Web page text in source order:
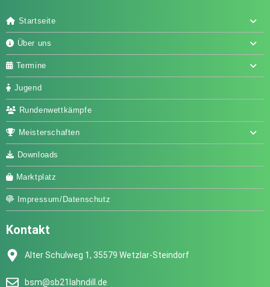
Startseite
Über uns
Termine
Jugend
Rundenwettkämpfe
Meisterschaften
Downloads
Marktplatz
Impressum/Datenschutz
Kontakt
Alter Schulweg 1, 35579 Wetzlar-Steindorf
bsm@sb21lahndill.de